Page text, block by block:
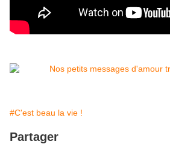
#C'est beau la vie !
Partager